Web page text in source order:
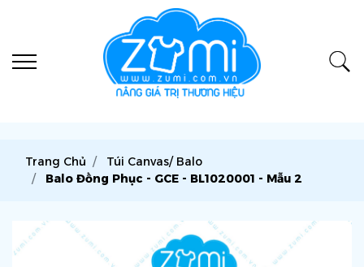
Trang Chủ
Túi Canvas/ Balo
Balo Đồng Phục - GCE - BL1020001 - Mẫu 2